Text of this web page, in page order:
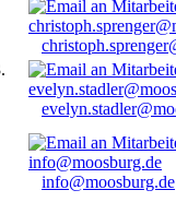
info@moosburg.de